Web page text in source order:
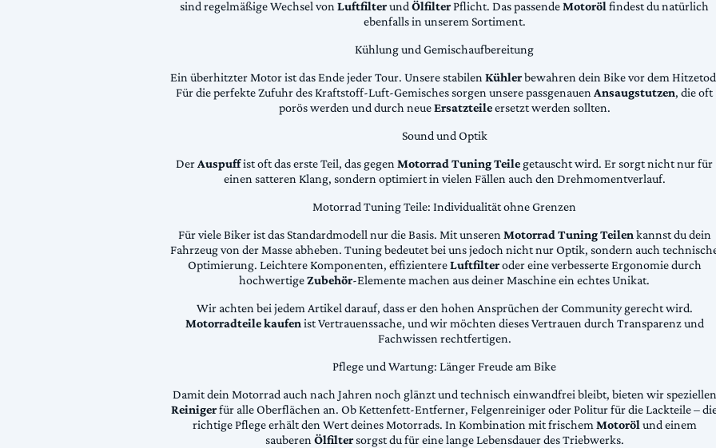
sind regelmäßige Wechsel vonLuftfilterundÖlfilterPflicht. Das passendeMotorölfindest du natürlich
ebenfalls in unserem Sortiment.
Kühlung und Gemischaufbereitung
Ein überhitzter Motor ist das Ende jeder Tour. Unsere stabilenKühlerbewahren dein Bike vor dem
Für die perfekte Zufuhr des Kraftstoff-Luft-Gemisches sorgen unsere passgenauenAnsaugstutzen, die oft
porös werden und durch neueErsatzteileersetzt werden sollten.
Sound und Optik
DerAuspuffist oft das erste Teil, das gegenMotorrad Tuning Teile getauscht wird. Er sorgt nicht nur für
einen satteren Klang, sondern optimiert in vielen Fällen auch den Drehmomentverlauf.
Motorrad Tuning Teile: Individualität ohne Grenzen
Für viele Biker ist das Standardmodell nur die Basis. Mit unserenMotorrad Tuning Teilenkannst du dein
Fahrzeug von der Masse abheben. Tuning bedeutet bei uns jedoch nicht nur Optik, sondern auch
Optimierung. Leichtere Komponenten, effizientereLuftfilteroder eine verbesserte Ergonomie durch
hochwertigeZubehör-Elemente machen aus deiner Maschine ein echtes Unikat.
Wir achten bei jedem Artikel darauf, dass er den hohen Ansprüchen der Community gerecht wird.
Motorradteile kaufenist Vertrauenssache, und wir möchten dieses Vertrauen durch Transparenz und
Fachwissen rechtfertigen.
Pflege und Wartung: Länger Freude am Bike
Damit dein Motorrad auch nach Jahren noch glänzt und technisch einwandfrei bleibt, bieten wir speziellen
Reinigerfür alle Oberflächen an. Ob Kettenfett-Entferner, Felgenreiniger oder Politur für die Lackteile –
richtige Pflege erhält den Wert deines Motorrads. In Kombination mit frischemMotorölund einem
sauberenÖlfiltersorgst du für eine lange Lebensdauer des Triebwerks.